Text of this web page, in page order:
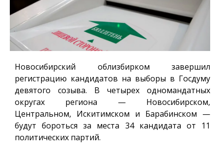
Новосибирский облизбирком завершил
регистрацию кандидатов на выборы в Госдуму
девятого созыва. В четырех одномандатных
округах региона — Новосибирском,
Центральном, Искитимском и Барабинском —
будут бороться за места 34 кандидата от 11
политических партий.